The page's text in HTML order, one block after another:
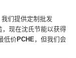
们提供定制批发
，现在沈氏节能以获得
低价PCHE，但我们会